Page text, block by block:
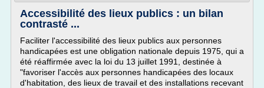
Accessibilité des lieux publics : un bilan
contrasté ...
Faciliter l'accessibilité des lieux publics aux personnes
handicapées est une obligation nationale depuis 1975, qui a
été réaffirmée avec la loi du 13 juillet 1991, destinée à
"favoriser l'accès aux personnes handicapées des locaux
d'habitation, des lieux de travail et des installations recevant